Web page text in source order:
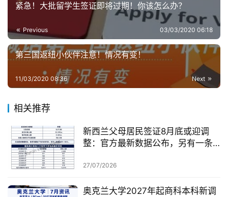
紧急！大批留学生签证即将过期！你该怎么办？
Previous 03/03/2020 06:18
第三国返纽小伙伴注意！情况有变！
Next
11/03/2020 08:36
相关推荐
新西兰父母居民签证8月底或迎调
整：官方最新数据公布，另有一条
27/07/2026
奥克兰大学2027年起商科本科新调